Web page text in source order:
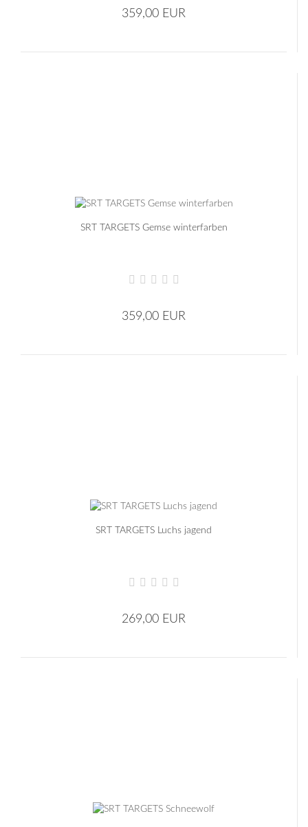
359,00 EUR
SRT TARGETS Gemse winterfarben
359,00 EUR
SRT TARGETS Luchs jagend
269,00 EUR